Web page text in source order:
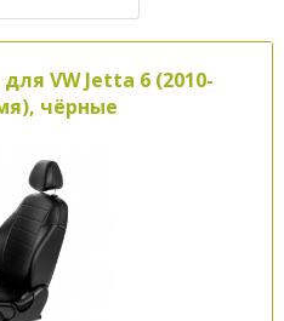
VW Jetta 6 (2010-
чёрные